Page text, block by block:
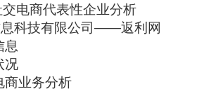
电商代表性企业分析
科技有限公司——返利网
息
况
商业务分析